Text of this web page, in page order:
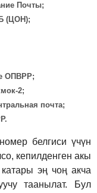
Почты;
(ЦОН);
ОПВРР;
2;
почта;
белгиси үчүн
кепилденген акы
эң чоң акча
таанылат. Бул